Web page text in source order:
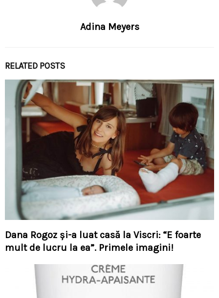
Adina Meyers
RELATED POSTS
Dana Rogoz și-a luat casă la Viscri: “E foarte
mult de lucru la ea”. Primele imagini!